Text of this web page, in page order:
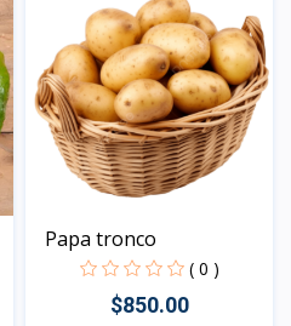
Papa tronco
( 0 )
$850.00